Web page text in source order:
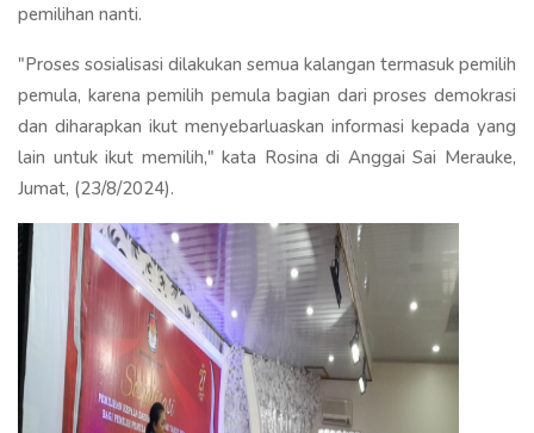
pemilihan nanti.
"Proses sosialisasi dilakukan semua kalangan termasuk pemilih
pemula, karena pemilih pemula bagian dari proses demokrasi
dan diharapkan ikut menyebarluaskan informasi kepada yang
lain untuk ikut memilih," kata Rosina di Anggai Sai Merauke,
Jumat, (23/8/2024).